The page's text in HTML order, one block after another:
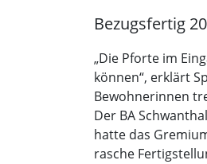
Bezugsfertig
„Die Pforte im
können“, erklärt
Bewohnerinnen
Der BA
hatte das
rasche